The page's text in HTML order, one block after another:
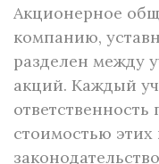
Акционерное
компанию,
разделен между
акций. Каждый
ответственность
стоимостью